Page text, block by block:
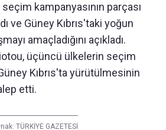
kampanyasının parçası
ve Güney Kıbrıs'taki yoğun
amaçladığını açıkladı.
üçüncü ülkelerin seçim
Kıbrıs'ta yürütülmesinin
etti.
TÜRKİYE GAZETESİ